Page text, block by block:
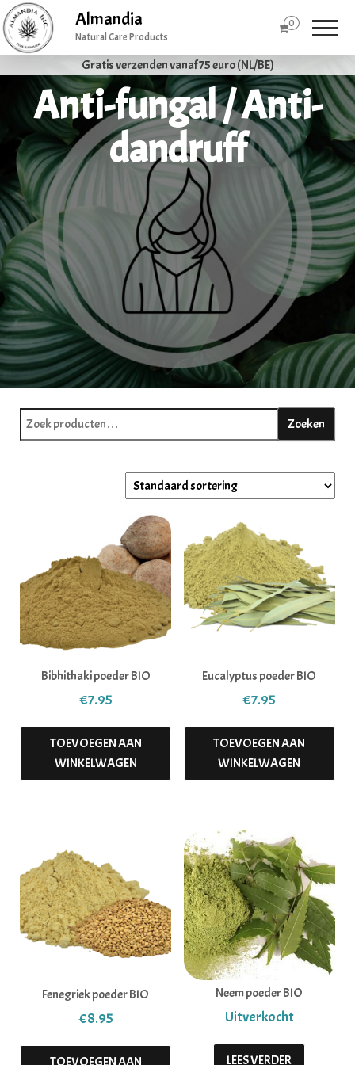
Gratis verzenden vanaf 75 euro (NL/BE)
Almandia
Natural Care Products
0
Anti-fungal / Anti-
dandruff
Zoeken naar: Zoeken
Bibhithaki poeder BIO
€7.95
TOEVOEGEN AAN
WINKELWAGEN
Eucalyptus poeder BIO
€7.95
TOEVOEGEN AAN
WINKELWAGEN
Fenegriek poeder BIO
€8.95
TOEVOEGEN AAN
Neem poeder BIO
LEES VERDER